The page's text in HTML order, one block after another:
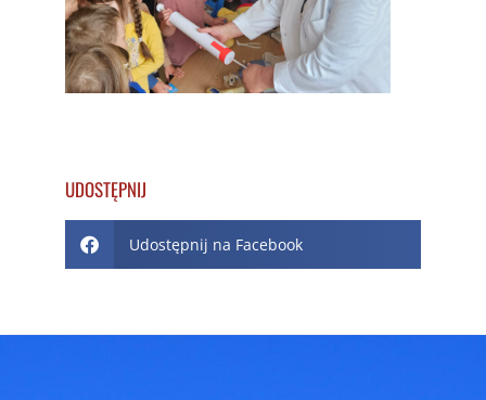
UDOSTĘPNIJ
Udostępnij na Facebook